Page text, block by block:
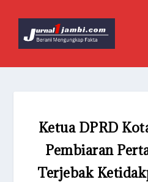
Ketua DPRD
Pembiaran
Terjebak